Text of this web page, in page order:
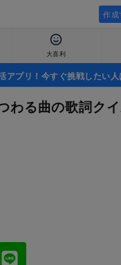
作成
大喜利
アプリ！今すぐ挑戦したい人
わる曲の歌詞ク